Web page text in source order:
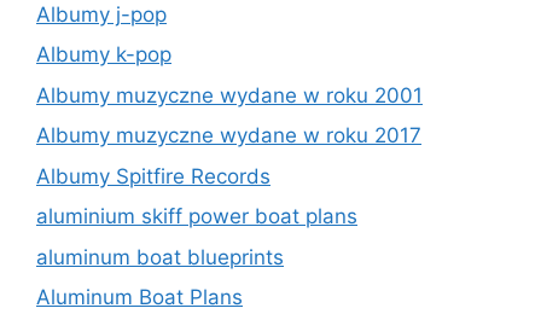
Albumy j-pop
Albumy k-pop
Albumy muzyczne wydane w roku 2001
Albumy muzyczne wydane w roku 2017
Albumy Spitfire Records
aluminium skiff power boat plans
aluminum boat blueprints
Aluminum Boat Plans